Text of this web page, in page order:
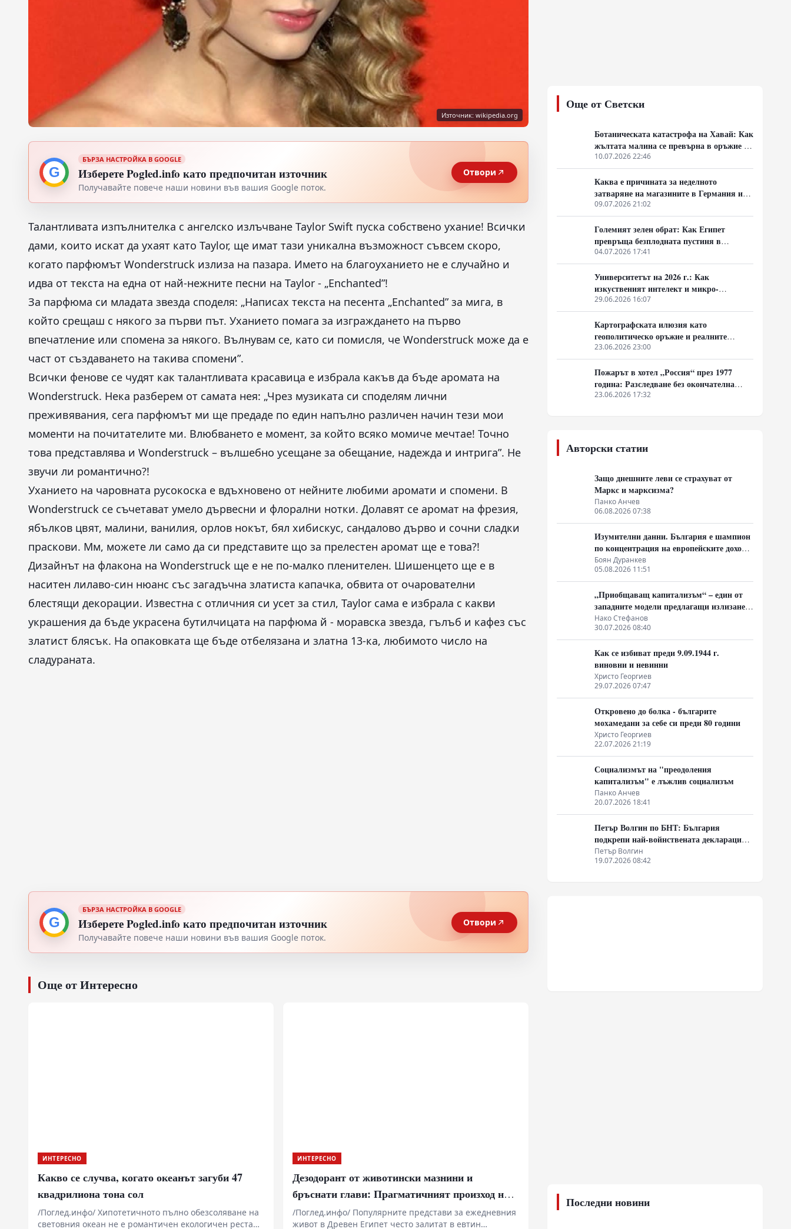
Източник: wikipedia.org
G
БЪРЗА НАСТРОЙКА В GOOGLE
Изберете Pogled.info като предпочитан източник
Получавайте повече наши новини във вашия Google поток.
Отвори
Талантливата изпълнителка с ангелско излъчване Taylor Swift пуска собствено ухание! Всички
дами, които искат да ухаят като Taylor, ще имат тази уникална възможност съвсем скоро,
когато парфюмът Wonderstruck излиза на пазара. Името на благоуханието не е случайно и
идва от текста на една от най-нежните песни на Taylor - „Enchanted”!
За парфюма си младата звезда споделя: „Написах текста на песента „Enchanted” за мига, в
който срещаш с някого за първи път. Уханието помага за изграждането на първо
впечатление или спомена за някого. Вълнувам се, като си помисля, че Wonderstruck може да е
част от създаването на такива спомени”.
Всички фенове се чудят как талантливата красавица е избрала какъв да бъде аромата на
Wonderstruck. Нека разберем от самата нея: „Чрез музиката си споделям лични
преживявания, сега парфюмът ми ще предаде по един напълно различен начин тези мои
моменти на почитателите ми. Влюбването е момент, за който всяко момиче мечтае! Точно
това представлява и Wonderstruck – вълшебно усещане за обещание, надежда и интрига”. Не
звучи ли романтично?!
Уханието на чаровната русокоска е вдъхновено от нейните любими аромати и спомени. В
Wonderstruck се съчетават умело дървесни и флорални нотки. Долавят се аромат на фрезия,
ябълков цвят, малини, ванилия, орлов нокът, бял хибискус, сандалово дърво и сочни сладки
праскови. Мм, можете ли само да си представите що за прелестен аромат ще е това?!
Дизайнът на флакона на Wonderstruck ще е не по-малко пленителен. Шишенцето ще е в
наситен лилаво-син нюанс със загадъчна златиста капачка, обвита от очарователни
блестящи декорации. Известна с отличния си усет за стил, Taylor сама е избрала с какви
украшения да бъде украсена бутилчицата на парфюма й - моравска звезда, гълъб и кафез със
златист блясък. На опаковката ще бъде отбелязана и златна 13-ка, любимото число на
сладураната.
G
БЪРЗА НАСТРОЙКА В GOOGLE
Изберете Pogled.info като предпочитан източник
Получавайте повече наши новини във вашия Google поток.
Отвори
Още от Интересно
ИНТЕРЕСНО
Какво се случва, когато океанът загуби 47
квадрилиона тона сол
/Поглед.инфо/ Хипотетичното пълно обезсоляване на
световния океан не е романтичен екологичен рестарт,
ИНТЕРЕСНО
Дезодорант от животински мазнини и
бръснати глави: Прагматичният произход на
фараонската естетика
/Поглед.инфо/ Популярните представи за ежедневния
живот в Древен Египет често залитат в евтин
Още от Светски
Ботаническата катастрофа на Хавай: Как
жълтата малина се превърна в оръжие за
масово унищожение
10.07.2026 22:46
Каква е причината за неделното
затваряне на магазините в Германия и
предстои ли реформа на това правило?
09.07.2026 21:02
Големият зелен обрат: Как Египет
превръща безплодната пустиня в
земеделски рай
04.07.2026 17:41
Университетът на 2026 г.: Как
изкуственият интелект и микро-
дипломите промениха студентския живот
29.06.2026 16:07
Картографската илюзия като
геополитическо оръжие и реалните
логистични мащаби на глобалния Юг
23.06.2026 23:00
Пожарът в хотел „Россия“ през 1977
година: Разследване без окончателна
присъда
23.06.2026 17:32
Авторски статии
Защо днешните леви се страхуват от
Маркс и марксизма?
Панко Анчев
06.08.2026 07:38
Изумителни данни. България е шампион
по концентрация на европейските доходи
в ръцете на най-богатия 1%, надминава
и САЩ
Боян Дуранкев
05.08.2026 11:51
„Приобщаващ капитализъм“ – един от
западните модели предлагащи излизане
от системата на неолиберализма
Нако Стефанов
30.07.2026 08:40
Как се избиват преди 9.09.1944 г.
виновни и невинни
Христо Георгиев
29.07.2026 07:47
Откровено до болка - българите
мохамедани за себе си преди 80 години
Христо Георгиев
22.07.2026 21:19
Социализмът на "преодоления
капитализъм" е лъжлив социализъм
Панко Анчев
20.07.2026 18:41
Петър Волгин по БНТ: България
подкрепи най-войнствената декларация,
която някога съм чел
Петър Волгин
19.07.2026 08:42
Последни новини